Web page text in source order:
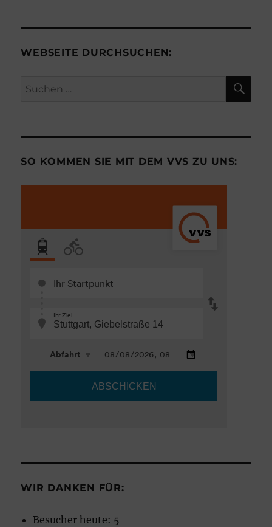
WEBSEITE DURCHSUCHEN:
Suchen
SO KOMMEN SIE MIT DEM VVS ZU UNS:
WIR DANKEN FÜR:
Besucher heute: 5